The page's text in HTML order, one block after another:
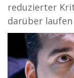
reduzierter
darüber